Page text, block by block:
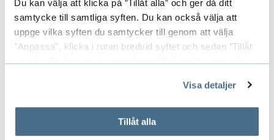
Du kan välja att klicka på ”Tillåt alla” och ger då ditt
samtycke till samtliga syften. Du kan också välja att
uppge vilka syften du samtycker till genom att välja
"Anpassa", klicka i rutan bredvid syftet och sedan ”Tillåt
urval”. Du kan när som helst ta tillbaka ditt samtycke
På fliken "Information" kan du läsa om hur kakorna
används och hur vi och våra leverantörer inhämtar och
behandlar personuppgifter.
Visa detaljer
Tillåt alla
Övrig information
Bifoga din output (max 20MB)